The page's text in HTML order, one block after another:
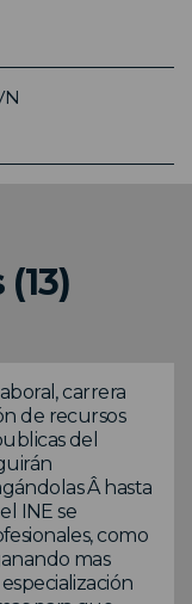
carrera
de recursos
del
Â hasta
INE se
como
mas